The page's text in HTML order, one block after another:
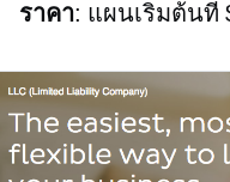
ราคา: แผนเริ่มต้นที่